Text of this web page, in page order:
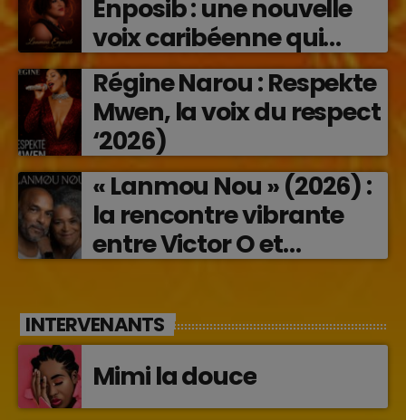
Enposib : une nouvelle
voix caribéenne qui
transforme les émotions
en musique (2026)
Régine Narou : Respekte
Mwen, la voix du respect
‘2026)
« Lanmou Nou » (2026) :
la rencontre vibrante
entre Victor O et
INTERVENANTS
Mimi la douce